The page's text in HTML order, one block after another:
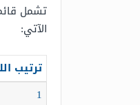
الآتي:
ترتيب
1